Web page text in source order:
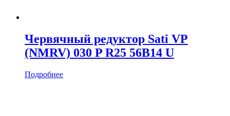
Червячный редуктор Sati VP
(NMRV) 030 P R25 56B14 U
Подробнее